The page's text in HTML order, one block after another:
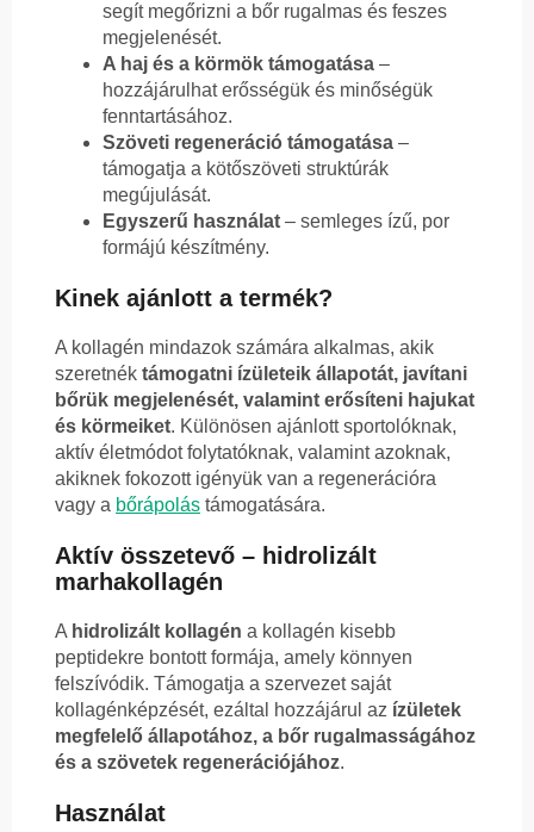
segít megőrizni a bőr rugalmas és feszes
megjelenését.
A haj és a körmök támogatása –
hozzájárulhat erősségük és minőségük
fenntartásához.
Szöveti regeneráció támogatása –
támogatja a kötőszöveti struktúrák
megújulását.
Egyszerű használat – semleges ízű, por
formájú készítmény.
Kinek ajánlott a termék?
A kollagén mindazok számára alkalmas, akik
szeretnék támogatni ízületeik állapotát, javítani
bőrük megjelenését, valamint erősíteni hajukat
és körmeiket. Különösen ajánlott sportolóknak,
aktív életmódot folytatóknak, valamint azoknak,
akiknek fokozott igényük van a regenerációra
vagy a bőrápolás támogatására.
Aktív összetevő – hidrolizált
marhakollagén
A hidrolizált kollagén a kollagén kisebb
peptidekre bontott formája, amely könnyen
felszívódik. Támogatja a szervezet saját
kollagénképzését, ezáltal hozzájárul az ízületek
megfelelő állapotához, a bőr rugalmasságához
és a szövetek regenerációjához.
Használat